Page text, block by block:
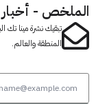
- أخبار
تبقيك نشرة مينا تك
المنطقة والعالم.